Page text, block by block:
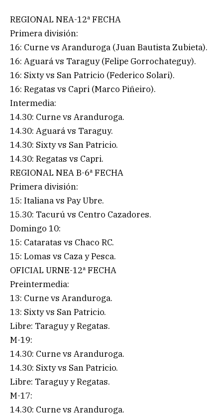
REGIONAL NEA-12ª FECHA
Primera división:
16: Curne vs Aranduroga (Juan Bautista Zubieta).
16: Aguará vs Taraguy (Felipe Gorrochateguy).
16: Sixty vs San Patricio (Federico Solari).
16: Regatas vs Capri (Marco Piñeiro).
Intermedia:
14.30: Curne vs Aranduroga.
14.30: Aguará vs Taraguy.
14.30: Sixty vs San Patricio.
14.30: Regatas vs Capri.
REGIONAL NEA B-6ª FECHA
Primera división:
15: Italiana vs Pay Ubre.
15.30: Tacurú vs Centro Cazadores.
Domingo 10:
15: Cataratas vs Chaco RC.
15: Lomas vs Caza y Pesca.
OFICIAL URNE-12ª FECHA
Preintermedia:
13: Curne vs Aranduroga.
13: Sixty vs San Patricio.
Libre: Taraguy y Regatas.
M-19:
14.30: Curne vs Aranduroga.
14.30: Sixty vs San Patricio.
Libre: Taraguy y Regatas.
M-17:
14.30: Curne vs Aranduroga.